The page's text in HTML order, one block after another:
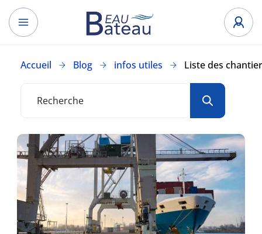
Accueil Blog infos utiles Liste des